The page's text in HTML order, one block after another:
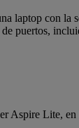
laptop con
puertos,
Aspire Lite,